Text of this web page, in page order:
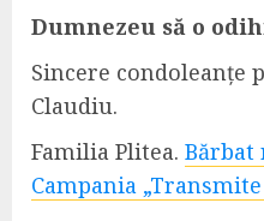
Dumnezeu să o
Sincere condoleanțe
Claudiu.
Familia Plitea. Bărbat
Campania